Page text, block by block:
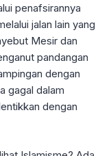
penafsirannya
jalan lain yang
Mesir dan
pandangan
dengan
gagal dalam
dengan